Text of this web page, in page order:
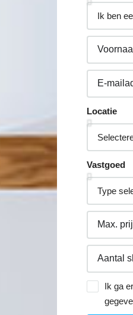
Locatie
Vastgoed
Ik ga